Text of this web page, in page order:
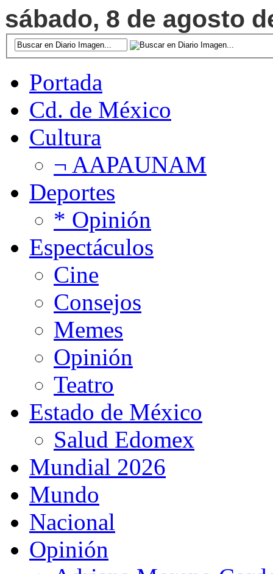
sábado, 8 de agosto
Portada
Cd. de México
Cultura
¬ AAPAUNAM
Deportes
* Opinión
Espectáculos
Cine
Consejos
Memes
Opinión
Teatro
Estado de México
Salud Edomex
Mundial 2026
Mundo
Nacional
Opinión